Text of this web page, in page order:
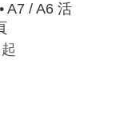
A7 / A6 活
起